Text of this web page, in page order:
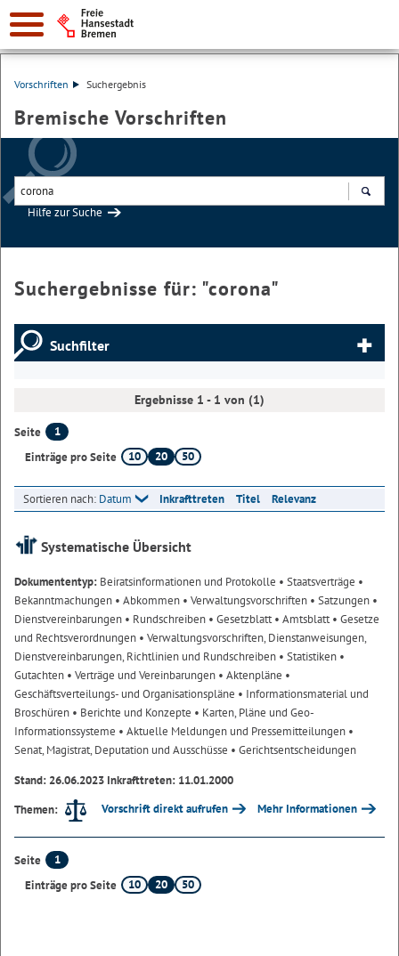
Vorschriften Suchergebnis
Bremische Vorschriften
Hilfe zur Suche
Suchergebnisse für: "corona"
Suchfilter
Ergebnisse 1 - 1 von (1)
Seite
1
Einträge pro Seite
10 20 50
Sortieren nach: Datum Inkrafttreten Titel Relevanz
Systematische Übersicht
Dokumententyp: Beiratsinformationen und Protokolle • Staatsverträge •
Bekanntmachungen • Abkommen • Verwaltungsvorschriften • Satzungen •
Dienstvereinbarungen • Rundschreiben • Gesetzblatt• Amtsblatt• Gesetze
und Rechtsverordnungen • Verwaltungsvorschriften, Dienstanweisungen,
Dienstvereinbarungen, Richtlinien und Rundschreiben • Statistiken •
Gutachten • Verträge und Vereinbarungen • Aktenpläne •
Geschäftsverteilungs- und Organisationspläne • Informationsmaterial und
Broschüren • Berichte und Konzepte • Karten, Pläne und Geo-
Informationssysteme • Aktuelle Meldungen und Pressemitteilungen •
Senat, Magistrat, Deputation und Ausschüsse • Gerichtsentscheidungen
Stand: 26.06.2023 Inkrafttreten: 11.01.2000
Themen:
Vorschrift direkt aufrufen Mehr Informationen
Seite
1
Einträge pro Seite
10 20 50